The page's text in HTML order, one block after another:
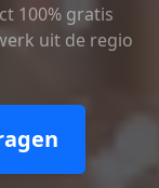
100% gratis
uit de regio